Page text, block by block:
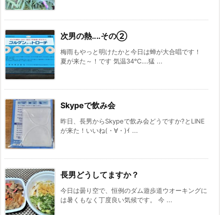
次男の熱‥‥その②
梅雨もやっと明けたかと今日は蝉が大合唱です！
夏が来た～！です 気温34℃‥‥猛 ...
Skypeで飲み会
昨日、長男からSkypeで飲み会どうですか?とLINE
が来た！いいね(・∀・)ｲ ...
長男どうしてますか？
今日は曇り空で、恒例のダム遊歩道ウオーキングに
は暑くもなく丁度良い気候です。 今 ...